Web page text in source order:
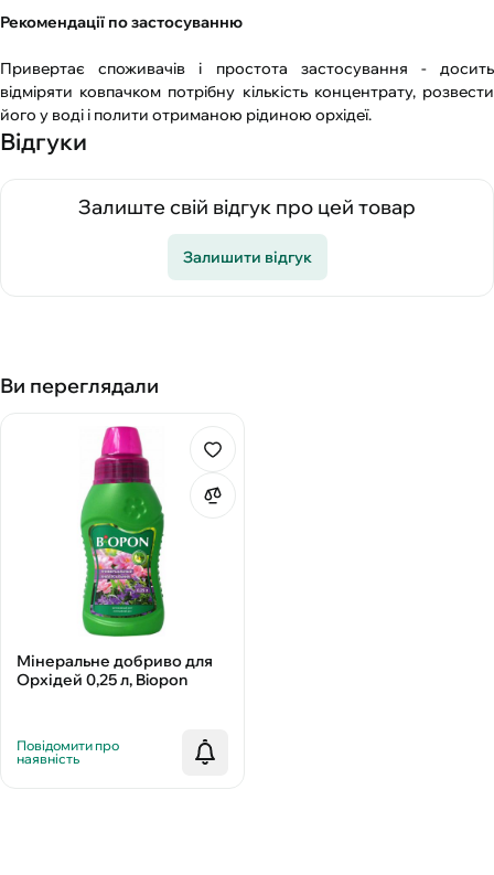
Рекомендації по застосуванню
Привертає споживачів і простота застосування - досить
відміряти ковпачком потрібну кількість концентрату, розвести
його у воді і полити отриманою рідиною орхідеї.
Відгуки
Залиште свій відгук про цей товар
Залишити відгук
Ви переглядали
Мінеральне добриво для
Орхідей 0,25 л, Biopon
Повідомити про
наявність